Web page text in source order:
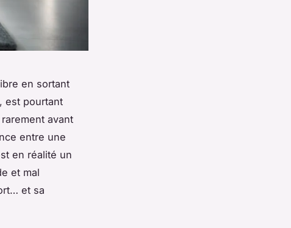
en sortant
est pourtant
avant
entre une
en réalité un
et mal
et sa